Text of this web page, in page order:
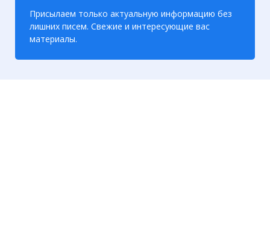
Фото статьи:
Присылаем только актуальную информацию без
лишних писем. Свежие и интересующие вас
материалы.